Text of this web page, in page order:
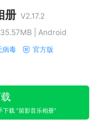
册 V2.17.2
| Android
病毒 官方版
载 “留影音乐相册”